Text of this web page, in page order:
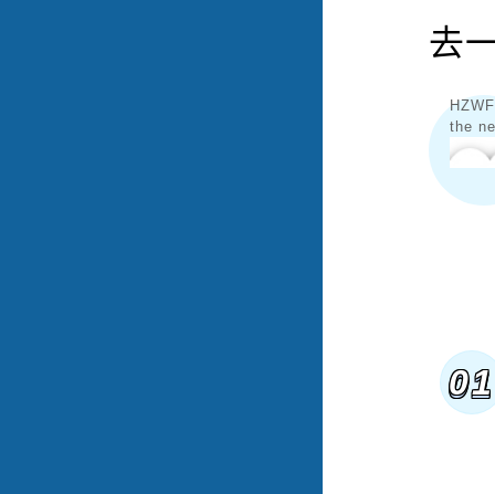
去
the
01